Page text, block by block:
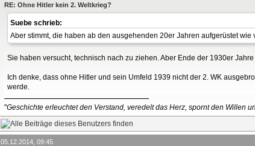
RE: Ohne Hitler kein 2. Weltkrieg?
Suebe schrieb:
Aber stimmt, die haben ab den ausgehenden 20er Jahren aufgerüstet wie
Sie haben versucht, technisch nach zu ziehen. Aber Ende der 1930er
Ich denke, dass ohne Hitler und sein Umfeld 1939 nicht der 2. WK
werde.
"Geschichte erleuchtet den Verstand, veredelt das Herz, spornt den Willen
05.12.2014, 09:45